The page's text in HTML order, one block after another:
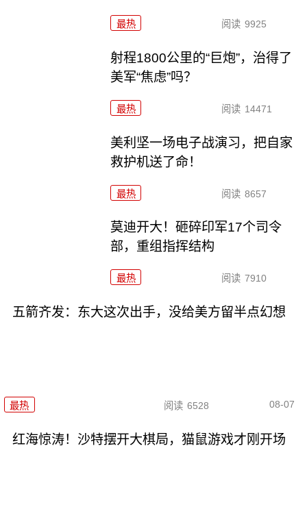
最热 阅读 9925
射程1800公里的“巨炮”，治得了
美军“焦虑”吗？
最热 阅读 14471
美利坚一场电子战演习，把自家
救护机送了命！
最热 阅读 8657
莫迪开大！砸碎印军17个司令
部，重组指挥结构
最热 阅读 7910
五箭齐发：东大这次出手，没给美方留半点幻想
最热 阅读 6528 08-07
红海惊涛！沙特摆开大棋局，猫鼠游戏才刚开场